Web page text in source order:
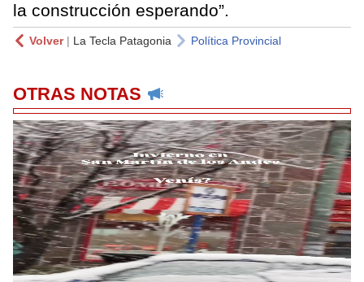
la construcción esperando”.
Volver| La Tecla Patagonia Política Provincial
OTRAS NOTAS